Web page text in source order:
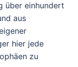
über einhundert
aus
hier jede
zu